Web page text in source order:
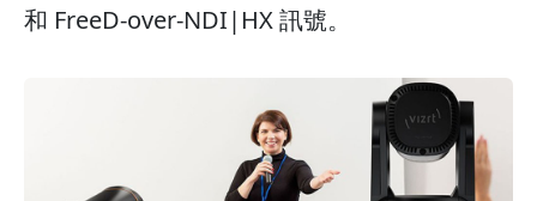
和 FreeD-over-NDI|HX 訊號。